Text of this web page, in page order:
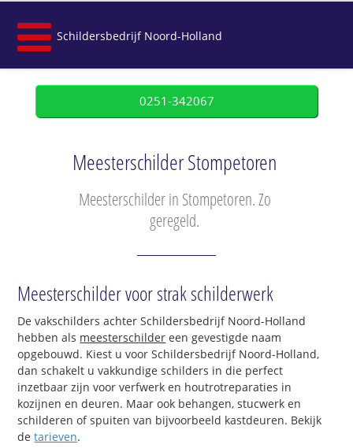
Schildersbedrijf Noord-Holland
0251-342067
Meesterschilder Stompetoren
Meesterschilder in Stompetoren. Zo
geregeld.
Meesterschilder voor strak schilderwerk
De vakschilders achter Schildersbedrijf Noord-Holland
hebben als meesterschilder een gevestigde naam
opgebouwd. Kiest u voor Schildersbedrijf Noord-Holland,
dan schakelt u vakkundige schilders in die perfect
inzetbaar zijn voor verfwerk en houtrotreparaties in
kozijnen en deuren. Maar ook behangen, stucwerk en
schilderen of spuiten van bijvoorbeeld kastdeuren. Bekijk
detarieven.